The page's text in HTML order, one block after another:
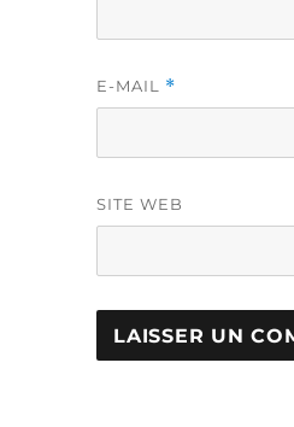
E-MAIL *
SITE WEB